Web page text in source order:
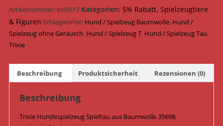
50
cm
35698
Menge
Artikelnummer: bvl9517 Kategorien: 5% Rabatt, Spielzeugtiere
& Figuren Schlagwörter: Hund / Spielzeug Baumwolle, Hund /
Spielzeug ohne Geräusch, Hund / Spielzeug T, Hund / Spielzeug Tau,
Trixie
Beschreibung Produktsicherheit Rezensionen (0)
Beschreibung
Trixie Hundespielzeug Spieltau aus Baumwolle 35698,